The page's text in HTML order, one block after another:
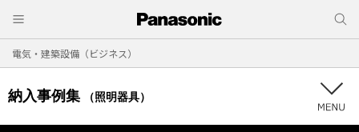
電気・建築設備（ビジネス）
納入事例集 （照明器具）